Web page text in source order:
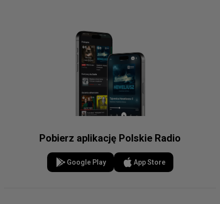
Pobierz aplikację Polskie Radio
Google Play App Store